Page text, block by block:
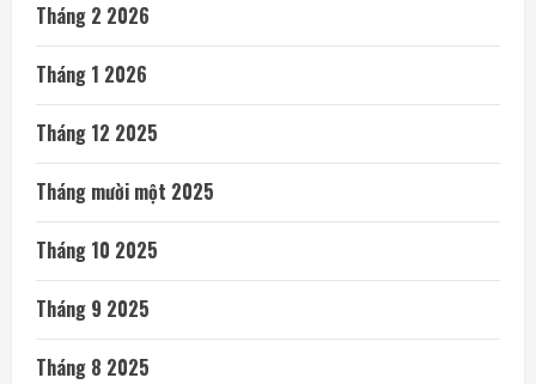
Tháng 2 2026
Tháng 1 2026
Tháng 12 2025
Tháng mười một 2025
Tháng 10 2025
Tháng 9 2025
Tháng 8 2025